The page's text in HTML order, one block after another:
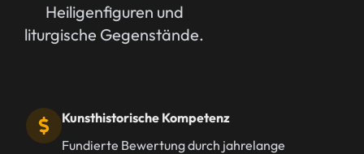
Heiligenfiguren und
liturgische Gegenstände.
Kunsthistorische Kompetenz
Fundierte Bewertung durch jahrelange